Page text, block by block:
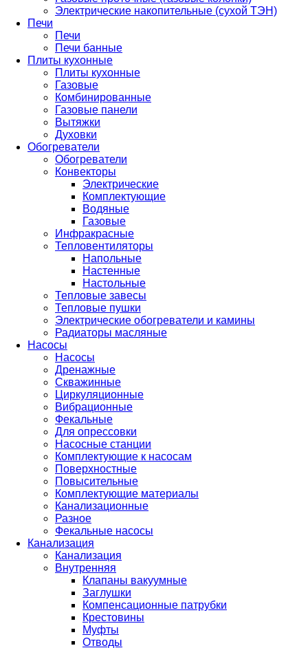
Электрические накопительные (сухой ТЭН)
Печи
Печи
Печи банные
Плиты кухонные
Плиты кухонные
Газовые
Комбинированные
Газовые панели
Вытяжки
Духовки
Обогреватели
Обогреватели
Конвекторы
Электрические
Комплектующие
Водяные
Газовые
Инфракрасные
Тепловентиляторы
Напольные
Настенные
Настольные
Тепловые завесы
Тепловые пушки
Электрические обогреватели и камины
Радиаторы масляные
Насосы
Насосы
Дренажные
Скважинные
Циркуляционные
Вибрационные
Фекальные
Для опрессовки
Насосные станции
Комплектующие к насосам
Поверхностные
Повысительные
Комплектующие материалы
Канализационные
Разное
Фекальные насосы
Канализация
Канализация
Внутренняя
Клапаны вакуумные
Заглушки
Компенсационные патрубки
Крестовины
Муфты
Отводы